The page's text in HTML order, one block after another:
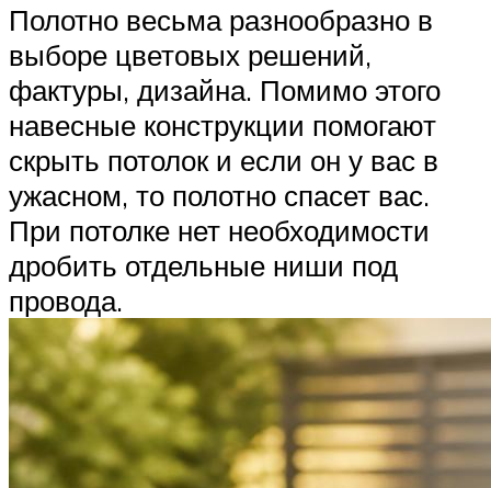
Полотно весьма разнообразно в
выборе цветовых решений,
фактуры, дизайна. Помимо этого
навесные конструкции помогают
скрыть потолок и если он у вас в
ужасном, то полотно спасет вас.
При потолке нет необходимости
дробить отдельные ниши под
провода.